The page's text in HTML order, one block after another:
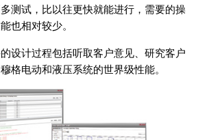
测试，比以往更快就能进行，需要的操
也相对较少。
设计过程包括听取客户意见、研究客户
格电动和液压系统的世界级性能。